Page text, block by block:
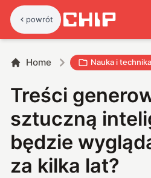
powrót
Home Nauka i technika
Treści
sztuczną
będzie
za kilka lat?